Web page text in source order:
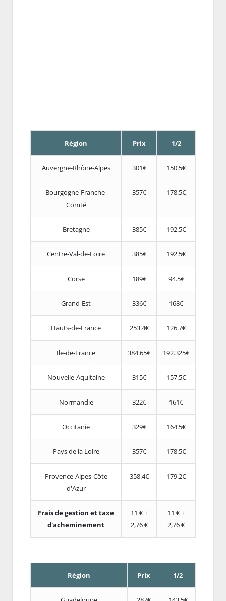
Région Prix 1/2
Auvergne-Rhône-Alpes 301€ 150.5€
Bourgogne-Franche-
Comté
357€ 178.5€
Bretagne 385€ 192.5€
Centre-Val-de-Loire 385€ 192.5€
Corse 189€ 94.5€
Grand-Est 336€ 168€
Hauts-de-France 253.4€ 126.7€
Ile-de-France 384.65€ 192.325€
Nouvelle-Aquitaine 315€ 157.5€
Normandie 322€ 161€
Occitanie 329€ 164.5€
Pays de la Loire 357€ 178.5€
Provence-Alpes-Côte
d'Azur
358.4€ 179.2€
Frais de gestion et taxe
d'acheminement
11 € +
2,76 €
11 € +
2,76 €
Région Prix 1/2